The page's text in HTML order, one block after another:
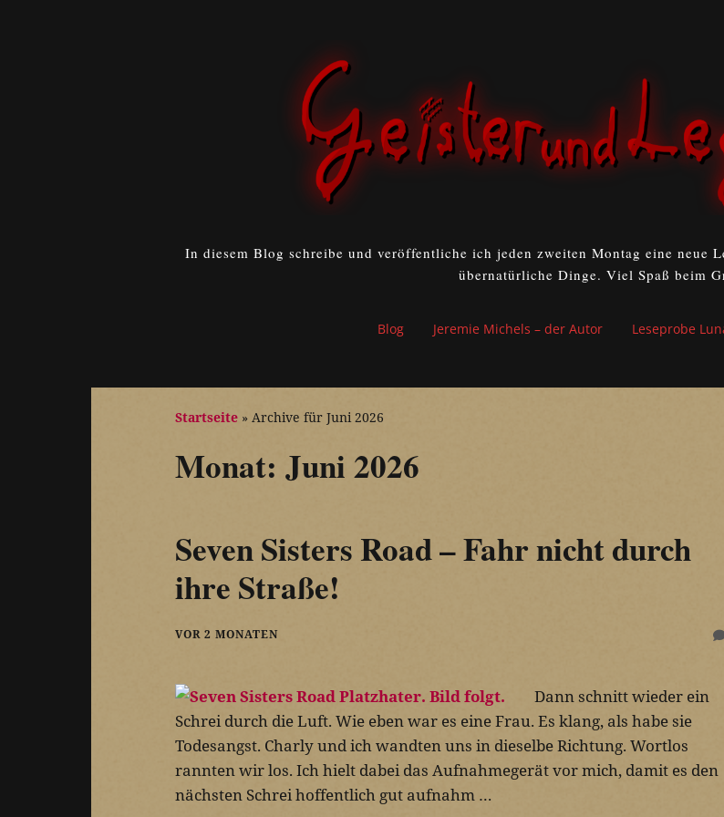
In diesem Blog schreibe und veröffentliche ich jeden zweiten Montag eine neue
übernatürliche Dinge. Viel Spaß beim
Blog Jeremie Michels – der Autor Leseprobe
Startseite » Archive für Juni 2026
Monat: Juni 2026
Seven Sisters Road – Fahr nicht durch
ihre Straße!
VOR 2 MONATEN
Dann schnitt wieder ein
Schrei durch die Luft. Wie eben war es eine Frau. Es klang, als habe sie
Todesangst. Charly und ich wandten uns in dieselbe Richtung. Wortlos
rannten wir los. Ich hielt dabei das Aufnahmegerät vor mich, damit es den
nächsten Schrei hoffentlich gut aufnahm …